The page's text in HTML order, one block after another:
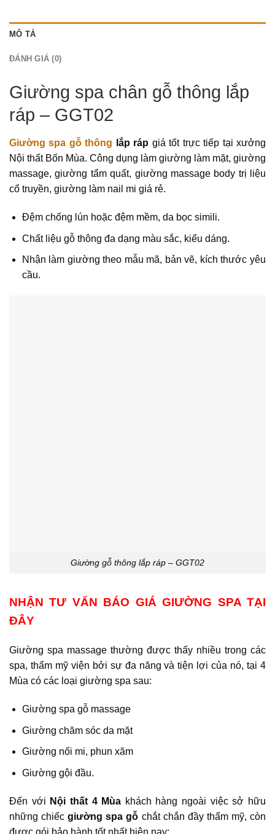
MÔ TẢ
ĐÁNH GIÁ (0)
Giường spa chân gỗ thông lắp
ráp – GGT02
Giường spa gỗ thông lắp ráp giá tốt trực tiếp tại xưởng
Nội thất Bốn Mùa. Công dụng làm giường làm mặt, giường
massage, giường tẩm quất, giường massage body trị liệu
cổ truyền, giường làm nail mi giá rẻ.
Đệm chống lún hoặc đệm mềm, da bọc simili.
Chất liệu gỗ thông đa dạng màu sắc, kiểu dáng.
Nhận làm giường theo mẫu mã, bản vẽ, kích thước yêu
cầu.
Giường gỗ thông lắp ráp – GGT02
NHẬN TƯ VẤN BÁO GIÁ GIƯỜNG SPA TẠI
ĐÂY
Giường spa massage thường được thấy nhiều trong các
spa, thẩm mỹ viện bởi sự đa năng và tiện lợi của nó, tại 4
Mùa có các loại giường spa sau:
Giường spa gỗ massage
Giường chăm sóc da mặt
Giường nối mi, phun xăm
Giường gội đầu.
Đến với Nội thất 4 Mùa khách hàng ngoài việc sở hữu
những chiếcgiường spa gỗ chắt chắn đầy thẩm mỹ, còn
được gói bảo hành tốt nhất hiện nay: